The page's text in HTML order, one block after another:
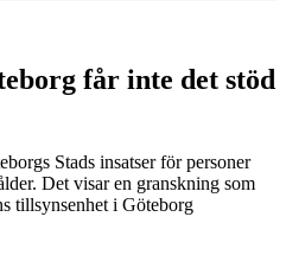
får inte det stöd
Stads insatser för personer
Det visar en granskning som
tillsynsenhet i Göteborg